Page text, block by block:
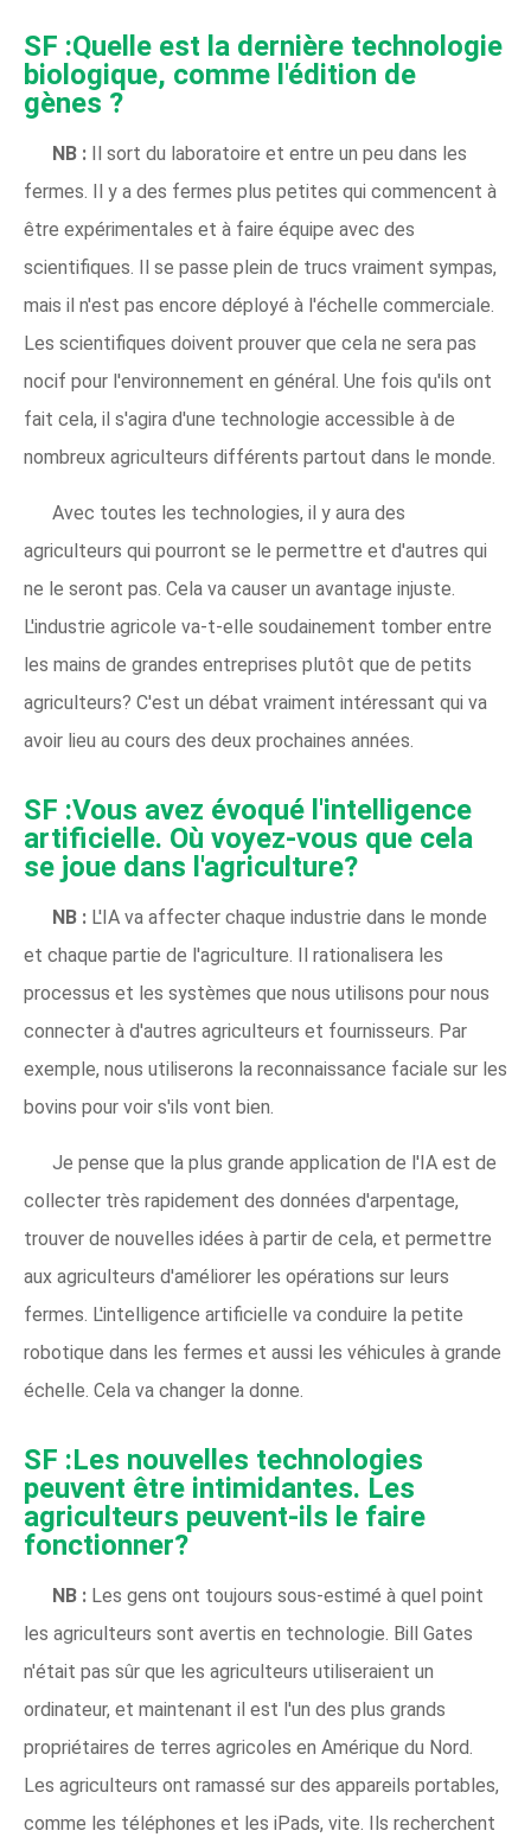
SF :Quelle est la dernière technologie
biologique, comme l'édition de
gènes ?
NB : Il sort du laboratoire et entre un peu dans les
fermes. Il y a des fermes plus petites qui commencent à
être expérimentales et à faire équipe avec des
scientifiques. Il se passe plein de trucs vraiment sympas,
mais il n'est pas encore déployé à l'échelle commerciale.
Les scientifiques doivent prouver que cela ne sera pas
nocif pour l'environnement en général. Une fois qu'ils ont
fait cela, il s'agira d'une technologie accessible à de
nombreux agriculteurs différents partout dans le monde.
Avec toutes les technologies, il y aura des
agriculteurs qui pourront se le permettre et d'autres qui
ne le seront pas. Cela va causer un avantage injuste.
L'industrie agricole va-t-elle soudainement tomber entre
les mains de grandes entreprises plutôt que de petits
agriculteurs? C'est un débat vraiment intéressant qui va
avoir lieu au cours des deux prochaines années.
SF :Vous avez évoqué l'intelligence
artificielle. Où voyez-vous que cela
se joue dans l'agriculture?
NB : L'IA va affecter chaque industrie dans le monde
et chaque partie de l'agriculture. Il rationalisera les
processus et les systèmes que nous utilisons pour nous
connecter à d'autres agriculteurs et fournisseurs. Par
exemple, nous utiliserons la reconnaissance faciale sur les
bovins pour voir s'ils vont bien.
Je pense que la plus grande application de l'IA est de
collecter très rapidement des données d'arpentage,
trouver de nouvelles idées à partir de cela, et permettre
aux agriculteurs d'améliorer les opérations sur leurs
fermes. L'intelligence artificielle va conduire la petite
robotique dans les fermes et aussi les véhicules à grande
échelle. Cela va changer la donne.
SF :Les nouvelles technologies
peuvent être intimidantes. Les
agriculteurs peuvent-ils le faire
fonctionner?
NB : Les gens ont toujours sous-estimé à quel point
les agriculteurs sont avertis en technologie. Bill Gates
n'était pas sûr que les agriculteurs utiliseraient un
ordinateur, et maintenant il est l'un des plus grands
propriétaires de terres agricoles en Amérique du Nord.
Les agriculteurs ont ramassé sur des appareils portables,
comme les téléphones et les iPads, vite. Ils recherchent